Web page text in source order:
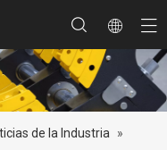
de la Industria
»